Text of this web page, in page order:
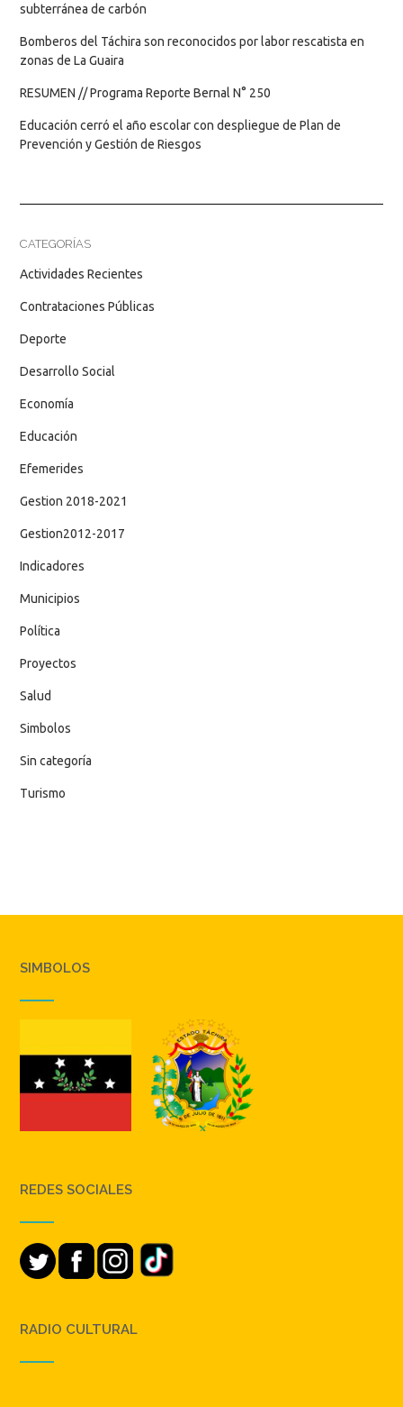
subterránea de carbón
Bomberos del Táchira son reconocidos por labor rescatista en
zonas de La Guaira
RESUMEN // Programa Reporte Bernal N° 250
Educación cerró el año escolar con despliegue de Plan de
Prevención y Gestión de Riesgos
CATEGORÍAS
Actividades Recientes
Contrataciones Públicas
Deporte
Desarrollo Social
Economía
Educación
Efemerides
Gestion 2018-2021
Gestion2012-2017
Indicadores
Municipios
Política
Proyectos
Salud
Simbolos
Sin categoría
Turismo
SIMBOLOS
REDES SOCIALES
RADIO CULTURAL